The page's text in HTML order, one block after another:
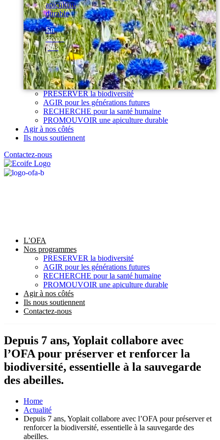
apiculture
durable
En
savoir
plus
PRESERVER la biodiversité
AGIR pour les générations futures
RECHERCHE pour la santé humaine
PROMOUVOIR une apiculture durable
Agir à nos côtés
Ils nous soutiennent
Contactez-nous
L’OFA
Nos programmes
PRESERVER la biodiversité
AGIR pour les générations futures
RECHERCHE pour la santé humaine
PROMOUVOIR une apiculture durable
Agir à nos côtés
Ils nous soutiennent
Contactez-nous
Depuis 7 ans, Yoplait collabore avec
l’OFA pour préserver et renforcer la
biodiversité, essentielle à la sauvegarde
des abeilles.
Home
Actualité
Depuis 7 ans, Yoplait collabore avec l’OFA pour préserver et
renforcer la biodiversité, essentielle à la sauvegarde des
abeilles.